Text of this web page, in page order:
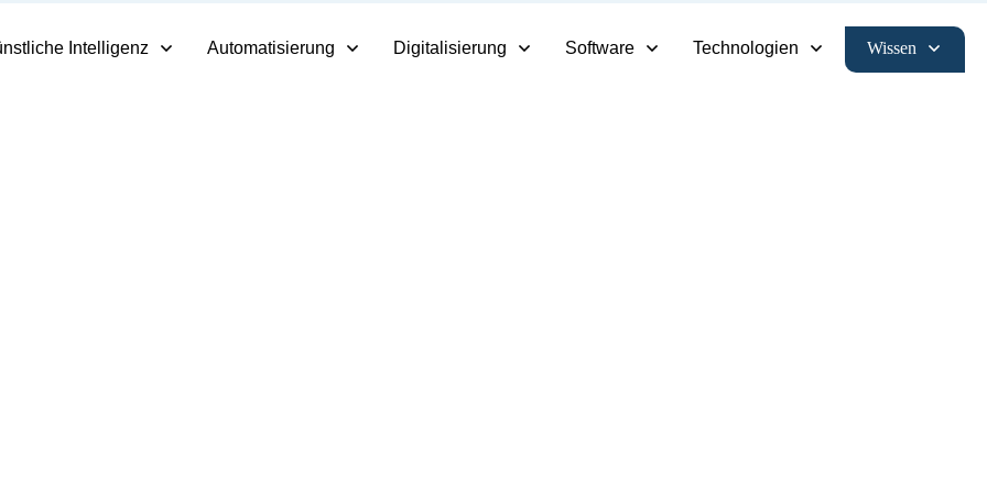
Intelligenz Automatisierung Digitalisierung Software Technologien Wissen